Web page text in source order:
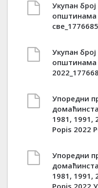
Укупан
општинама
Укупан
општинама
Упоредни
1981, 1991,
Popis 2022
Упоредни
1981, 1991,
Popis 2022